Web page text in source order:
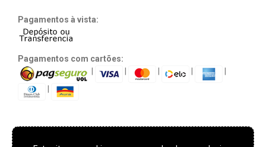
Pagamentos à vista:
Pagamentos com cartões: